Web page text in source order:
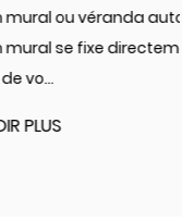
: lequel choisir ? A
mur extérieur